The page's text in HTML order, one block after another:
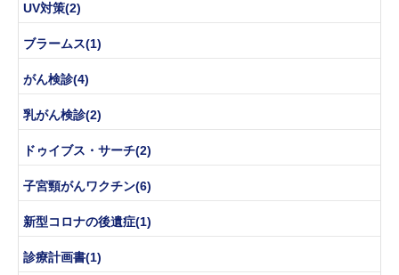
UV対策(2)
ブラームス(1)
がん検診(4)
乳がん検診(2)
ドゥイブス・サーチ(2)
子宮頸がんワクチン(6)
新型コロナの後遺症(1)
診療計画書(1)